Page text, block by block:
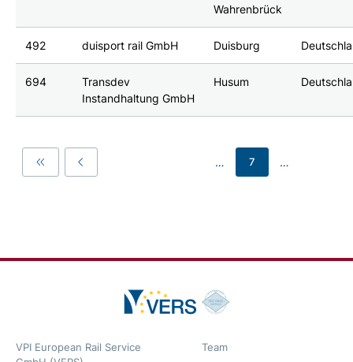
Wahrenbrück
492 duisport rail GmbH Duisburg
694
Transdev
Instandhaltung GmbH
Husum
First Previous
… 7 …
VPI European Rail Service
Team